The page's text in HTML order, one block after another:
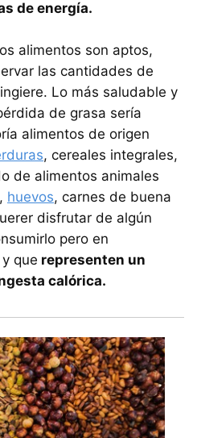
de energía.
alimentos son aptos,
las cantidades de
Lo más saludable y
de grasa sería
alimentos de origen
, cereales integrales,
de alimentos animales
huevos, carnes de buena
disfrutar de algún
pero en
que representen un
calórica.